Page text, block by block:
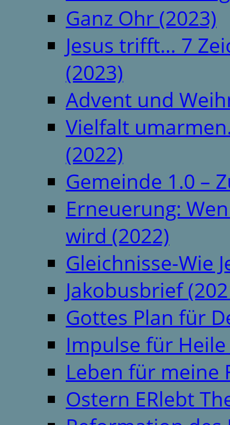
Ganz Ohr (2023)
Jesus trifft… 7
(2023)
Advent und
Vielfalt
(2022)
Gemeinde 1.0 –
Erneuerung:
wird (2022)
Gleichnisse-Wie
Jakobusbrief
Gottes Plan für
Impulse für
Leben für meine
Ostern ERlebt